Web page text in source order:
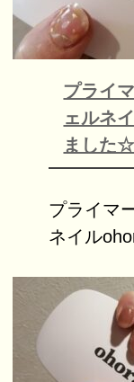
プライ
ェルネ
ました☆
プライマ
ネイル